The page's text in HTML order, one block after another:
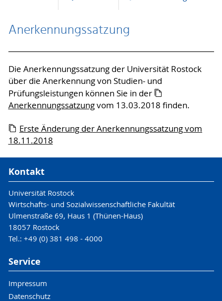
Anerkennungssatzung
Die Anerkennungssatzung der Universität Rostock
über die Anerkennung von Studien- und
Prüfungsleistungen können Sie in der
Anerkennungssatzungvom 13.03.2018 finden.
Erste Änderung der Anerkennungssatzung vom
18.11.2018
Kontakt
Universität Rostock
Wirtschafts- und Sozialwissenschaftliche Fakultät
Ulmenstraße 69, Haus 1 (Thünen-Haus)
18057 Rostock
Tel.: +49 (0) 381 498 - 4000
Service
Impressum
Datenschutz